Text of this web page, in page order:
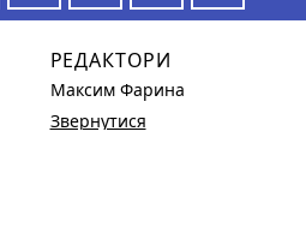
РЕДАКТОРИ
Максим Фарина
Звернутися